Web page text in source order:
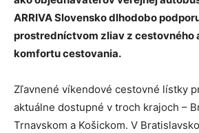
ARRIVA Slovensko dlhodobo
prostredníctvom zliav z cestovného
komfortu cestovania.
Zľavnené víkendové cestovné lístky
aktuálne dostupné v troch krajoch –
Trnavskom a Košickom. V